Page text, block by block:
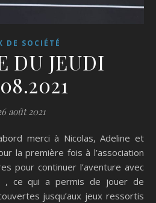
DE SOCIÉTÉ
DU JEUDI
août 2021
la première fois à l’association
pour continuer l’aventure avec
, ce qui a permis de jouer de
jusqu’aux jeux ressortis